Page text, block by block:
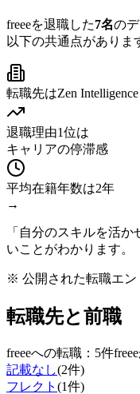
freeeを退職した7名の
以下の共通点がありま
転職先はZen
退職理由1位は
キャリアの停滞感
平均在籍年数は2年
→
「自分のスキルを活
いことがわかります。
※ 公開された転職エン
転職先と前職
freeeへの転職： 5件freee
記載なし(2件)
フレクト (1件)